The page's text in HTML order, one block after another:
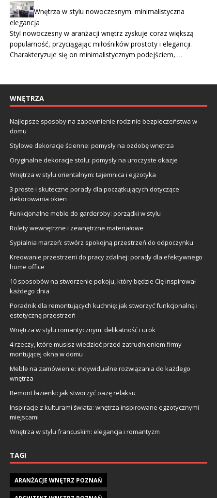
Wnętrza w stylu nowoczesnym: minimalistyczna
elegancja
Styl nowoczesny w aranżacji wnętrz zyskuje coraz większą
popularność, przyciągając miłośników prostoty i elegancji.
Charakteryzuje się on minimalistycznym podejściem, …
WNĘTRZA
Najlepsze sposoby na zapewnienie rodzinie bezpieczeństwa w
domu
Stylowe dekoracje ścienne: pomysły na ozdobę wnętrza
Oryginalne dekoracje stołu: pomysły na uroczyste okazje
Wnętrza w stylu orientalnym: tajemnica i egzotyka
3 proste i skuteczne porady dla początkujących dotyczące
dekorowania okien
Funkcjonalne meble do garderoby: porządki w stylu
Rolety wewnętrzne i zewnętrzne materiałowe
Sypialnia marzeń: stwórz spokojną przestrzeń do odpoczynku
Kreowanie przestrzeni do pracy zdalnej: porady dla efektywnego
home office
10 sposobów na stworzenie pokoju, który będzie Cię inspirował
każdego dnia
Poradnik dla remontujących kuchnię: jak stworzyć funkcjonalną i
estetyczną przestrzeń
Wnętrza w stylu romantycznym: delikatność i urok
4 rzeczy, które musisz wiedzieć przed zatrudnieniem firmy
montującej okna w domu
Meble na zamówienie: indywidualne rozwiązania do każdego
wnętrza
Remont łazienki: jak stworzyć oazę relaksu
Inspiracje z kulturami świata: wnętrza inspirowane egzotycznymi
miejscami
Wnętrza w stylu francuskim: elegancja i romantyzm
TAGI
ARANŻACJE WNĘTRZ POZNAŃ